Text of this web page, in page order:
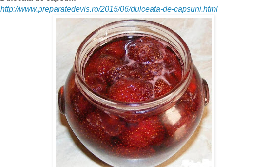
http://www.preparatedevis.ro/2015/06/dulceata-de-capsuni.html